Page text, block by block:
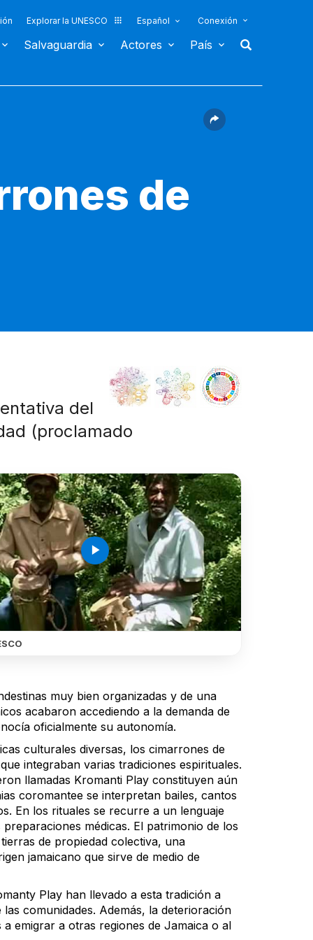
Explorar la UNESCO Español Conexión
Salvaguardia Actores País
de
del
(proclamado
play_arrow
muy bien organizadas y de una
acabaron accediendo a la demanda de
oficialmente su autonomía.
culturales diversas, los cimarrones de
integraban varias tradiciones espirituales.
llamadas Kromanti Play constituyen aún
coromantee se interpretan bailes, cantos
En los rituales se recurre a un lenguaje
médicas. El patrimonio de los
de propiedad colectiva, una
jamaicano que sirve de medio de
Play han llevado a esta tradición a
comunidades. Además, la deterioración
emigrar a otras regiones de Jamaica o al